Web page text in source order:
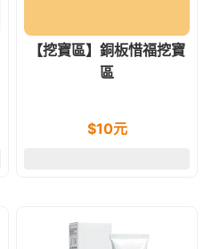
【挖寶區】銅板惜福挖寶
區
$10元